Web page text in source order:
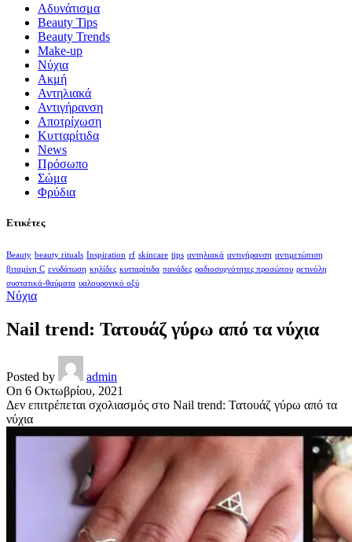
Aδυνάτισμα
Beauty Tips
Beauty Trends
Make-up
Nύχια
Ακμή
Αντηλιακά
Αντιγήρανση
Αποτρίχωση
Κυτταρίτιδα
Νews
Πρόσωπο
Σώμα
Φρύδια
Ετικέτες
Beauty beauty rituals Inspiration rf skincare tips αντηλιακά αντιγήρανση αντιμετώπιση
βιταμίνη C ενυδάτωση κηλίδες κυτταρίτιδα πανάδες ραδιοσυχνότητες προσώπου ρετινόλη
συστατικά-θαύματα υαλουρονικό οξύ
Nύχια
Nail trend: Τατουάζ γύρω από τα νύχια
Posted by
admin
On 6 Οκτωβρίου, 2021
Δεν επιτρέπεται σχολιασμός στο Nail trend: Τατουάζ γύρω από τα
νύχια